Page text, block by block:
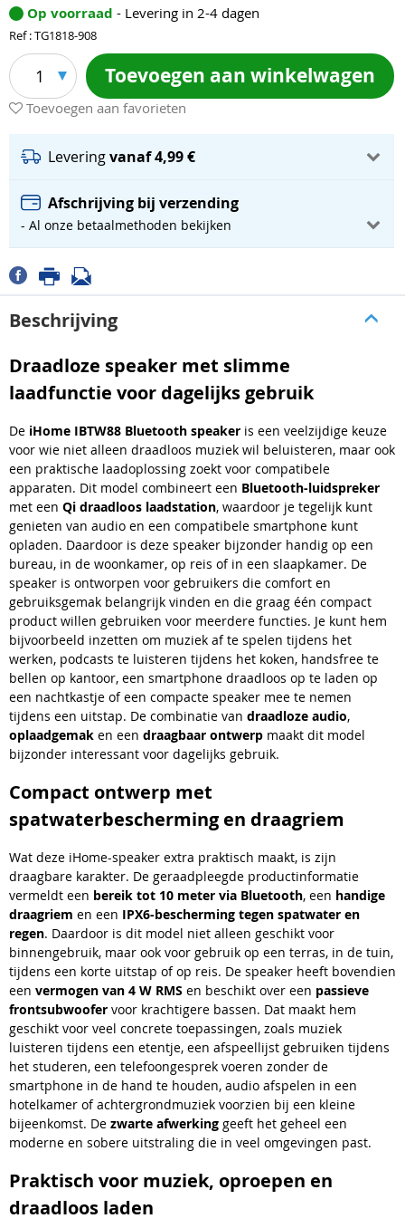
Op voorraad - Levering in 2-4 dagen
Ref : TG1818-908
1 Toevoegen aan winkelwagen
Toevoegen aan favorieten
Leveringvanaf 4,99 €
Afschrijving bij verzending
- Al onze betaalmethoden bekijken
Beschrijving
Draadloze speaker met slimme
laadfunctie voor dagelijks gebruik
De iHome IBTW88 Bluetooth speaker is een veelzijdige keuze
voor wie niet alleen draadloos muziek wil beluisteren, maar ook
een praktische laadoplossing zoekt voor compatibele
apparaten. Dit model combineert een Bluetooth-luidspreker
met een Qi draadloos laadstation, waardoor je tegelijk kunt
genieten van audio en een compatibele smartphone kunt
opladen. Daardoor is deze speaker bijzonder handig op een
bureau, in de woonkamer, op reis of in een slaapkamer. De
speaker is ontworpen voor gebruikers die comfort en
gebruiksgemak belangrijk vinden en die graag één compact
product willen gebruiken voor meerdere functies. Je kunt hem
bijvoorbeeld inzetten om muziek af te spelen tijdens het
werken, podcasts te luisteren tijdens het koken, handsfree te
bellen op kantoor, een smartphone draadloos op te laden op
een nachtkastje of een compacte speaker mee te nemen
tijdens een uitstap. De combinatie van draadloze audio,
oplaadgemak en een draagbaar ontwerp maakt dit model
bijzonder interessant voor dagelijks gebruik.
Compact ontwerp met
spatwaterbescherming en draagriem
Wat deze iHome-speaker extra praktisch maakt, is zijn
draagbare karakter. De geraadpleegde productinformatie
vermeldt een bereik tot 10 meter via Bluetooth, een handige
draagriem en een IPX6-bescherming tegen spatwater en
regen. Daardoor is dit model niet alleen geschikt voor
binnengebruik, maar ook voor gebruik op een terras, in de tuin,
tijdens een korte uitstap of op reis. De speaker heeft bovendien
een vermogen van 4 W RMS en beschikt over een passieve
frontsubwoofer voor krachtigere bassen. Dat maakt hem
geschikt voor veel concrete toepassingen, zoals muziek
luisteren tijdens een etentje, een afspeellijst gebruiken tijdens
het studeren, een telefoongesprek voeren zonder de
smartphone in de hand te houden, audio afspelen in een
hotelkamer of achtergrondmuziek voorzien bij een kleine
bijeenkomst. De zwarte afwerking geeft het geheel een
moderne en sobere uitstraling die in veel omgevingen past.
Praktisch voor muziek, oproepen en
draadloos laden